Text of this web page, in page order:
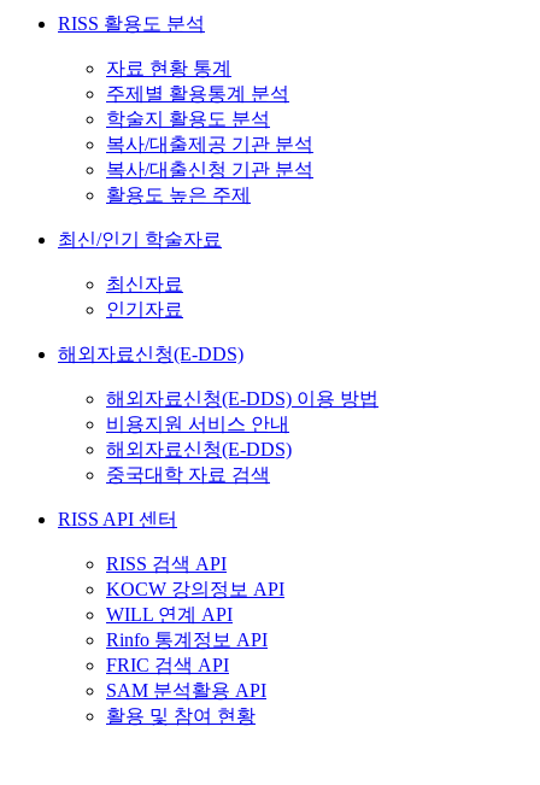
RISS 활용도 분석
자료 현황 통계
주제별 활용통계 분석
학술지 활용도 분석
복사/대출제공 기관 분석
복사/대출신청 기관 분석
활용도 높은 주제
최신/인기 학술자료
최신자료
인기자료
해외자료신청(E-DDS)
해외자료신청(E-DDS) 이용 방법
비용지원 서비스 안내
해외자료신청(E-DDS)
중국대학 자료 검색
RISS API 센터
RISS 검색 API
KOCW 강의정보 API
WILL 연계 API
Rinfo 통계정보 API
FRIC 검색 API
SAM 분석활용 API
활용 및 참여 현황